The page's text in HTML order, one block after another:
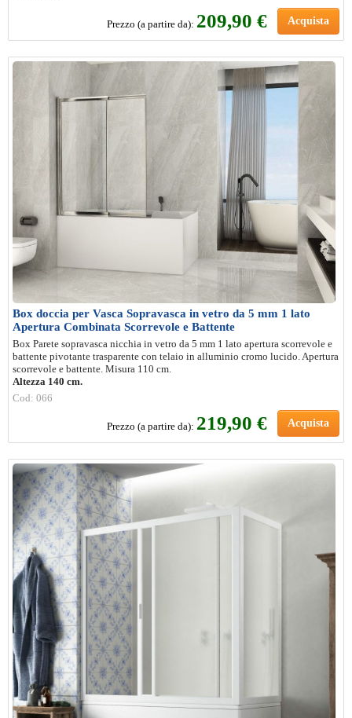
Prezzo (a partire da): 209,90 € Acquista
Box doccia per Vasca Sopravasca in vetro da 5 mm 1 lato
Apertura Combinata Scorrevole e Battente
Box Parete sopravasca nicchia in vetro da 5 mm 1 lato apertura scorrevole e
battente pivotante trasparente con telaio in alluminio cromo lucido. Apertura
scorrevole e battente. Misura 110 cm.
Altezza 140 cm.
Cod: 066
Prezzo (a partire da): 219,90 € Acquista